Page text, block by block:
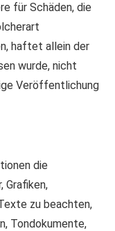
für Schäden, die
haftet allein der
wurde, nicht
Veröffentlichung
die
Grafiken,
zu beachten,
Tondokumente,